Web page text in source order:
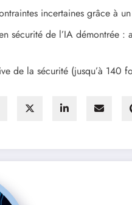
incertaines grâce à
sécurité de l’IA démontrée
de la sécurité (jusqu’à 140